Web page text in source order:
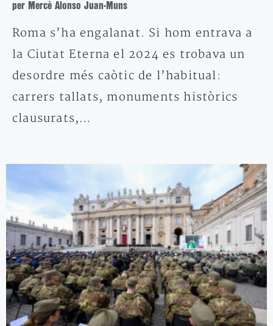
per Mercè Alonso Juan-Muns
Roma s’ha engalanat. Si hom entrava a
la Ciutat Eterna el 2024 es trobava un
desordre més caòtic de l’habitual:
carrers tallats, monuments històrics
clausurats,…